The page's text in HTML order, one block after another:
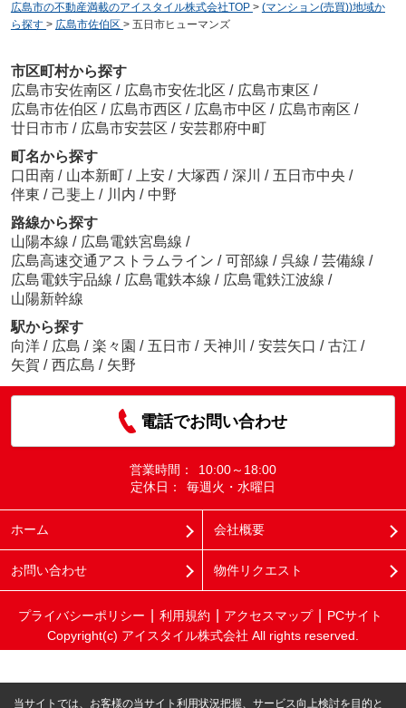
広島市の不動産満載のアイスタイル株式会社TOP > (マンション(売買))地域か
ら探す > 広島市佐伯区 > 五日市ヒューマンズ
市区町村から探す
広島市安佐南区 / 広島市安佐北区 / 広島市東区 /
広島市佐伯区 / 広島市西区 / 広島市中区 / 広島市南区 /
廿日市市 / 広島市安芸区 / 安芸郡府中町
町名から探す
口田南 / 山本新町 / 上安 / 大塚西 / 深川 / 五日市中央 /
伴東 / 己斐上 / 川内 / 中野
路線から探す
山陽本線 / 広島電鉄宮島線 /
広島高速交通アストラムライン / 可部線 / 呉線 / 芸備線 /
広島電鉄宇品線 / 広島電鉄本線 / 広島電鉄江波線 /
山陽新幹線
駅から探す
向洋 / 広島 / 楽々園 / 五日市 / 天神川 / 安芸矢口 / 古江 /
矢賀 / 西広島 / 矢野
電話でお問い合わせ
営業時間：
10:00～18:00
定休日：
毎週火・水曜日
ホーム 会社概要
お問い合わせ 物件リクエスト
プライバシーポリシー 利用規約 アクセスマップ
PCサイト
Copyright(c) アイスタイル株式会社 All rights reserved.
当サイトでは、お客様の当サイト利用状況把握、サービス向上検討を目的と